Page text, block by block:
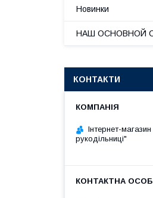
Новинки
НАШ ОСНОВНОЙ
КОНТАКТИ
Інтернет-
рукодільниці"